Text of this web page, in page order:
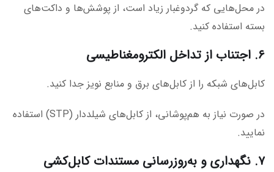
در محل‌هایی که گردوغبار زیاد است، از پوشش‌ها و داکت‌های
بسته استفاده کنید.
۶. اجتناب از تداخل الکترومغناطیسی
کابل‌های شبکه را از کابل‌های برق و منابع نویز جدا کنید.
در صورت نیاز به هم‌پوشانی، از کابل‌های شیلددار (STP) استفاده
نمایید.
۷. نگهداری و به‌روزرسانی مستندات کابل‌کشی